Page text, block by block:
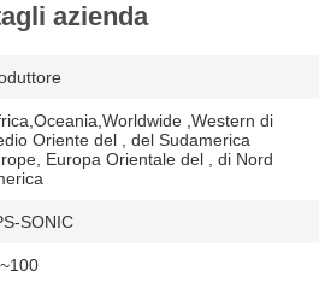
azienda
,Western di
Oriente del , del Sudamerica
Europa Orientale del , di Nord
SONIC